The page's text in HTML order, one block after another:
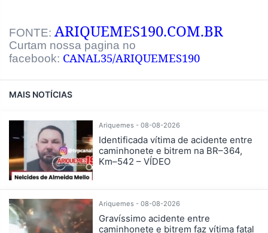
FONTE: ARIQUEMES190.COM.BR
Curtam nossa pagina no
facebook: CANAL35/ARIQUEMES190
MAIS NOTÍCIAS
Ariquemes - 08-08-2026
Identificada vítima de acidente entre
caminhonete e bitrem na BR–364,
Km–542 – VÍDEO
Ariquemes - 08-08-2026
Gravíssimo acidente entre
caminhonete e bitrem faz vítima fatal